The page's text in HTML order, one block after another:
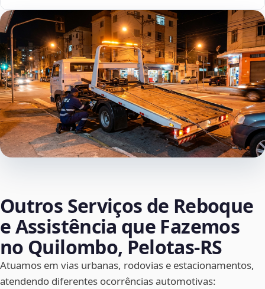
Outros Serviços de Reboque
e Assistência que Fazemos
no Quilombo, Pelotas‑RS
Atuamos em vias urbanas, rodovias e estacionamentos,
atendendo diferentes ocorrências automotivas: